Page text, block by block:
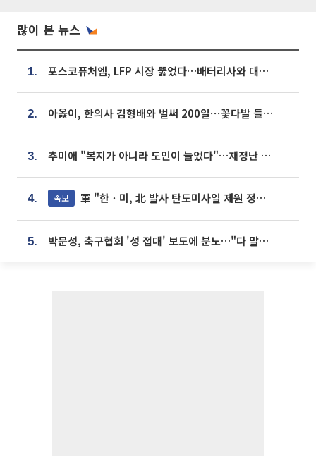
많이 본 뉴스
1. 포스코퓨처엠, LFP 시장 뚫었다…배터리사와 대규모 장기 공급 합의
2. 아옳이, 한의사 김형배와 벌써 200일⋯꽃다발 들고 "프러포즈 아냐"
3. 추미애 "복지가 아니라 도민이 늘었다"…재정난 책임론 정면돌파
4. 속보 軍 "한ㆍ미, 北 발사 탄도미사일 제원 정밀분석 중"
5. 박문성, 축구협회 '성 접대' 보도에 분노…"다 말아먹으려고 작정했나"